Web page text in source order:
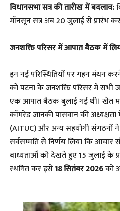
विधानसभा सत्र की तारीख में बदलाव:
मॉनसून सत्र अब 20 जुलाई से प्रारंभ
​जनशक्ति परिसर में आपात बैठक में
​इन नई परिस्थितियों पर गहन मंथन
को पटना के जनशक्ति परिसर में सभी
एक आपात बैठक बुलाई गई थी। खेत
कॉमरेड जानकी पासवान की
(AITUC) और अन्य सहयोगी संगठनों
सर्वसम्मति से निर्णय लिया कि आचार
बाध्यताओं को देखते हुए 15 जुलाई के
स्थगित कर इसे18 सितंबर 2026को